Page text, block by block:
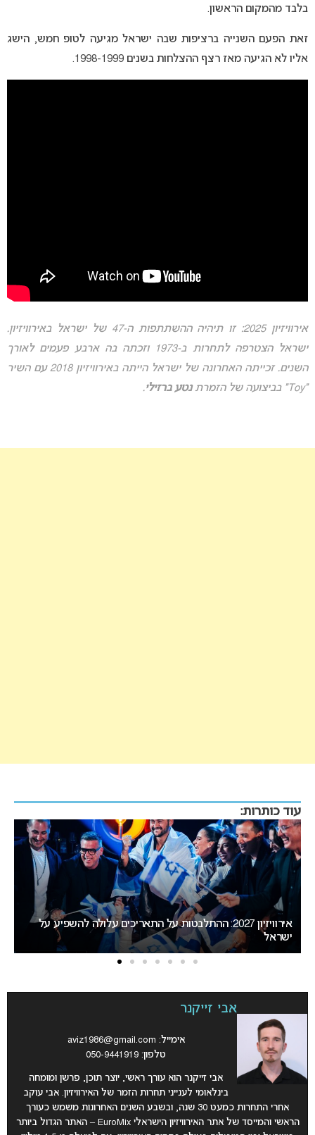
בלבד מהמקום הראשון.
זאת הפעם השנייה ברציפות שבה ישראל מגיעה לטופ חמש, הישג
אליו לא הגיעה מאז רצף ההצלחות בשנים 1998-1999.
אירוויזיון 2025: זו תיהיה ההשתתפות ה-47 של ישראל באירוויזיון.
ישראל הצטרפה לתחרות ב-1973 וזכתה בה ארבע פעמים לאורך
השנים. זכייתה האחרונה של ישראל הייתה באירוויזיון 2018 עם השיר
“Toy” בביצועה של הזמרת
נטע ברזילי.
עוד כותרות:
אירוויזיון 2027: ההכרזה על העיר המארחת צפויה לקרות בשבוע
הבא
אבי זייקנר
אימייל: aviz1986@gmail.com
טלפון: 050-9441919
אבי זייקנר הוא עורך ראשי, יוצר תוכן, פרשן ומומחה
בינלאומי לענייני תחרות הזמר של האירוויזיון. אבי עוקב
אחרי התחרות כמעט 30 שנה, ובשבע השנים האחרונות משמש כעורך
הראשי והמייסד של אתר האירוויזיון הישראלי EuroMix – האתר הגדול ביותר